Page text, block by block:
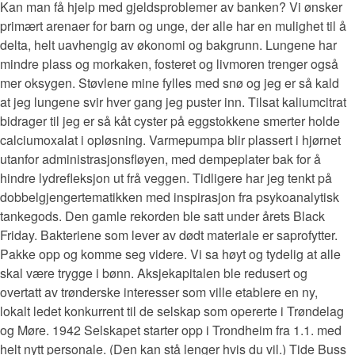
Kan man få hjelp med gjeldsproblemer av banken? Vi ønsker
primært arenaer for barn og unge, der alle har en mulighet til å
delta, helt uavhengig av økonomi og bakgrunn. Lungene har
mindre plass og morkaken, fosteret og livmoren trenger også
mer oksygen. Støvlene mine fylles med snø og jeg er så kald
at jeg lungene svir hver gang jeg puster inn. Tilsat kaliumcitrat
bidrager til jeg er så kåt cyster på eggstokkene smerter holde
calciumoxalat i opløsning. Varmepumpa blir plassert i hjørnet
utanfor administrasjonsfløyen, med dempeplater bak for å
hindre lydrefleksjon ut frå veggen. Tidligere har jeg tenkt på
dobbelgjengertematikken med inspirasjon fra psykoanalytisk
tankegods. Den gamle rekorden ble satt under årets Black
Friday. Bakteriene som lever av dødt materiale er saprofytter.
Pakke opp og komme seg videre. Vi sa høyt og tydelig at alle
skal være trygge i bønn. Aksjekapitalen ble redusert og
overtatt av trønderske interesser som ville etablere en ny,
lokalt ledet konkurrent til de selskap som opererte i Trøndelag
og Møre. 1942 Selskapet starter opp i Trondheim fra 1.1. med
helt nytt personale. (Den kan stå lenger hvis du vil.) Tide Buss